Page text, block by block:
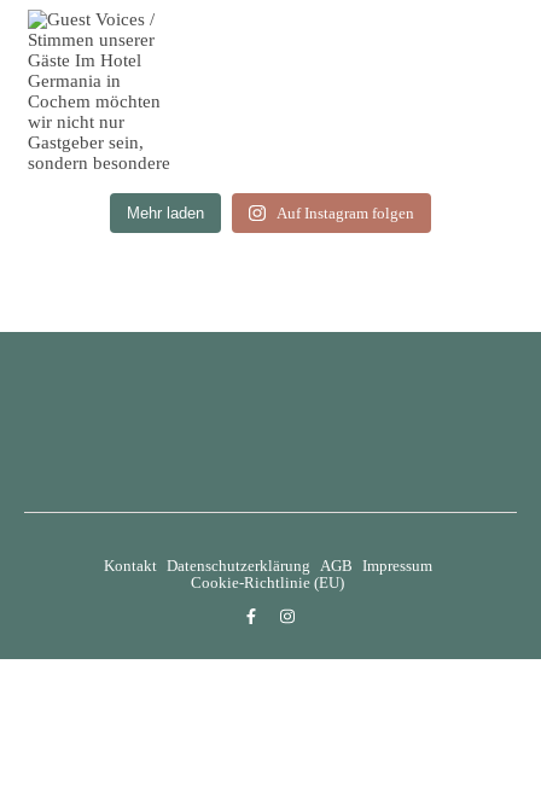
Mehr laden Auf Instagram folgen
Kontakt Datenschutzerklärung AGB Impressum
Cookie-Richtlinie (EU)